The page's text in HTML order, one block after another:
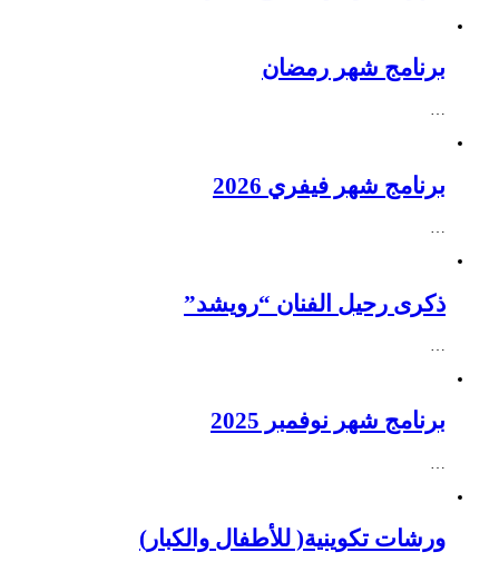
برنامج شهر رمضان
…
برنامج شهر فيفري 2026
…
ذكرى رحيل الفنان “رويشد”
…
برنامج شهر نوفمبر 2025
ورشات تكوينية( للأطفال والكبار)